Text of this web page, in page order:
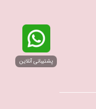
پشتیبانی آنلاین